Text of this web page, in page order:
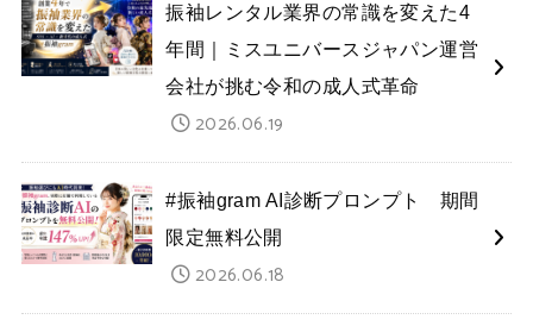
振袖レンタル業界の常識を変えた4
年間｜ミスユニバースジャパン運営
会社が挑む令和の成人式革命
2026.06.19
#振袖gram AI診断プロンプト 期間
限定無料公開
2026.06.18